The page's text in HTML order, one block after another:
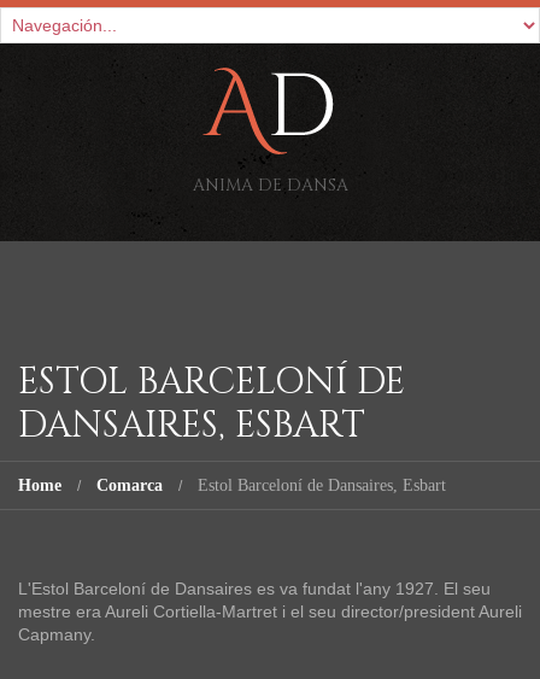
ANIMA DE DANSA
ESTOL BARCELONÍ DE
DANSAIRES, ESBART
Home Comarca Estol Barceloní de Dansaires, Esbart
L'Estol Barceloní de Dansaires es va fundat l'any 1927. El seu
mestre era Aureli Cortiella-Martret i el seu director/president Aureli
Capmany.